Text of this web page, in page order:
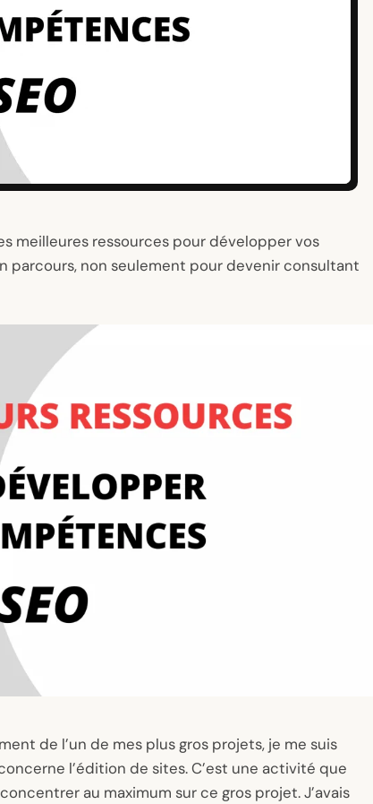
meilleures ressources pour développer vos
parcours, non seulement pour devenir consultant
de l’un de mes plus gros projets, je me suis
l’édition de sites. C’est une activité que
au maximum sur ce gros projet. J’avais